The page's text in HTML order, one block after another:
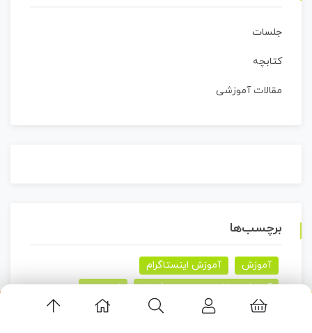
جلسات
کتابچه
مقالات آموزشی
برچسب‌ها
آموزش
آموزش اینستاگرام
آموزش ساخت استوری حرفه ای
اجتماعی
استارتاپونه
استوری
استوری اینستاگرام
اپلیکیشن لاین استور